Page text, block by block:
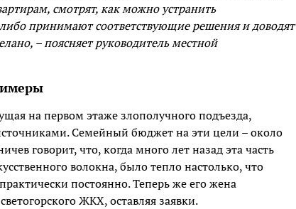
смотрят, как можно устранить
принимают соответствующие решения и доводят
– поясняет руководитель местной
на первом этаже злополучного подъезда,
Семейный бюджет на эти цели – около
говорит, что, когда много лет назад эта часть
волокна, было тепло настолько, что
постоянно. Теперь же его жена
ЖКХ, оставляя заявки.